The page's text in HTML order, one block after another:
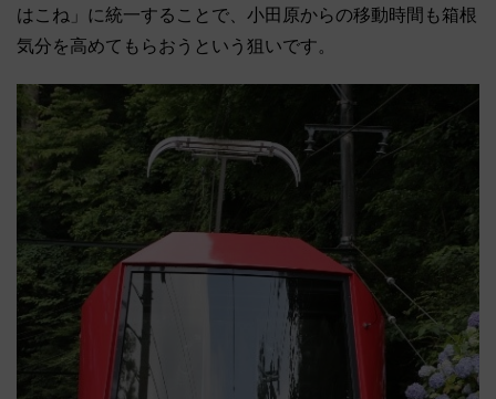
はこね」に統一することで、小田原からの移動時間も箱根
気分を高めてもらおうという狙いです。